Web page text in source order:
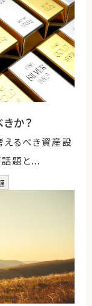
か？
るべき資産設
題と...